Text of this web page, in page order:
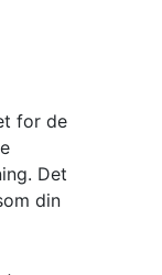
for de
Det
din